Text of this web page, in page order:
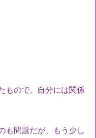
もので、自分には関係
も問題だが、もう少し